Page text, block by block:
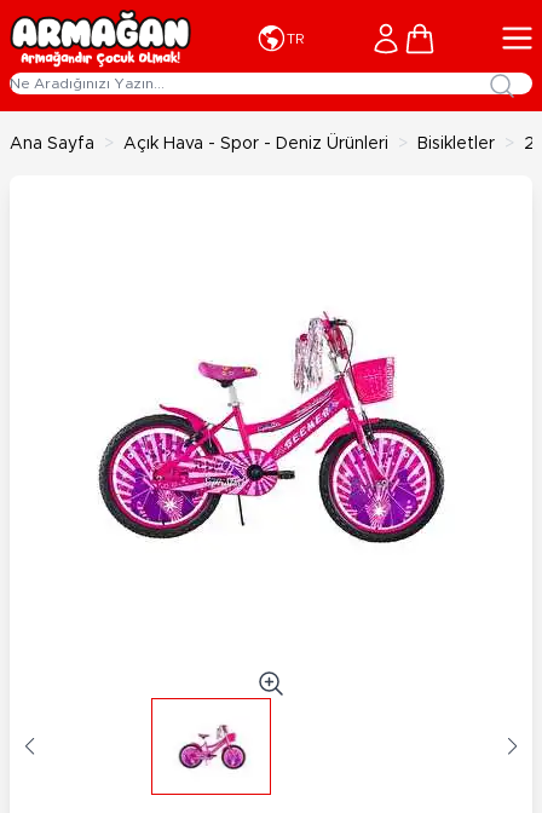
İçeriğe geç
TR Cart
Ana Sayfa > Açık Hava - Spor - Deniz Ürünleri > Bisikletler >